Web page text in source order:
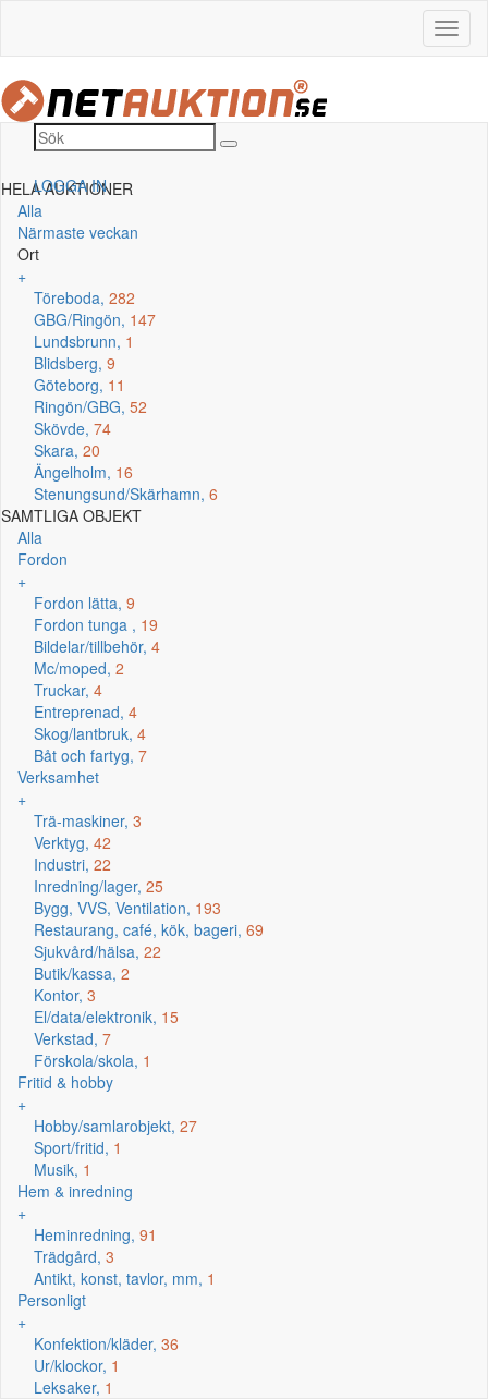
LOGGA IN
HELA AUKTIONER
Alla
Närmaste veckan
Ort
+
Töreboda, 282
GBG/Ringön, 147
Lundsbrunn, 1
Blidsberg, 9
Göteborg, 11
Ringön/GBG, 52
Skövde, 74
Skara, 20
Ängelholm, 16
Stenungsund/Skärhamn, 6
SAMTLIGA OBJEKT
Alla
Fordon
+
Fordon lätta, 9
Fordon tunga , 19
Bildelar/tillbehör, 4
Mc/moped, 2
Truckar, 4
Entreprenad, 4
Skog/lantbruk, 4
Båt och fartyg, 7
Verksamhet
+
Trä-maskiner, 3
Verktyg, 42
Industri, 22
Inredning/lager, 25
Bygg, VVS, Ventilation, 193
Restaurang, café, kök, bageri, 69
Sjukvård/hälsa, 22
Butik/kassa, 2
Kontor, 3
El/data/elektronik, 15
Verkstad, 7
Förskola/skola, 1
Fritid & hobby
+
Hobby/samlarobjekt, 27
Sport/fritid, 1
Musik, 1
Hem & inredning
+
Heminredning, 91
Trädgård, 3
Antikt, konst, tavlor, mm, 1
Personligt
+
Konfektion/kläder, 36
Ur/klockor, 1
Leksaker, 1